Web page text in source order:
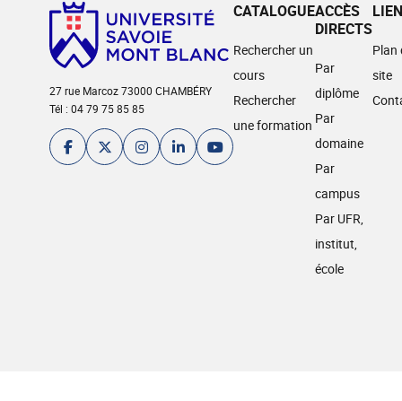
27 rue Marcoz 73000 CHAMBÉRY
Tél : 04 79 75 85 85
CATALOGUE
Rechercher un
cours
Rechercher
une formation
ACCÈS
DIRECTS
Par
diplôme
Par
domaine
Par
campus
Par UFR,
institut,
école
Plan
site